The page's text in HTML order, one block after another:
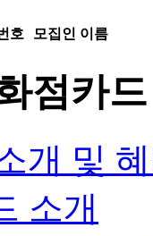
호 모집인 이름
점카드
개 및
소개